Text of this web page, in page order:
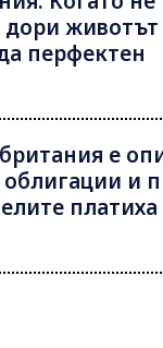
дори
перфектен
е
и
платиха